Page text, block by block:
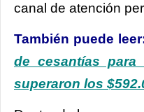
canal de atención
También puede
de cesantías
superaron los